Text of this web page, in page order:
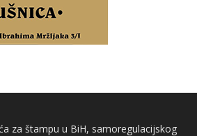
za štampu u BiH, samoregulacijskog